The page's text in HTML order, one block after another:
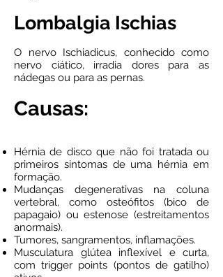
Lombalgia Ischias
O nervo Ischiadicus, conhecido como
nervo ciático, irradia dores para as
nádegas ou para as pernas.
Causas:
Hérnia de disco que não foi tratada ou
primeiros sintomas de uma hérnia em
formação.
Mudanças degenerativas na coluna
vertebral, como osteófitos (bico de
papagaio) ou estenose (estreitamentos
anormais).
Tumores, sangramentos, inflamações.
Musculatura glútea inflexível e curta,
com trigger points (pontos de gatilho)